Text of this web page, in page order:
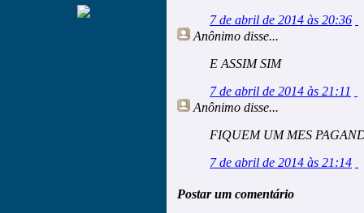
7 de abril de 2014 às 20:36
Anônimo disse...
E ASSIM SIM
7 de abril de 2014 às 21:11
Anônimo disse...
FIQUEM UM MES
7 de abril de 2014 às 21:14
Postar um comentário